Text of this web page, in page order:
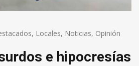
, Locales, Noticias, Opinión
e hipocresías